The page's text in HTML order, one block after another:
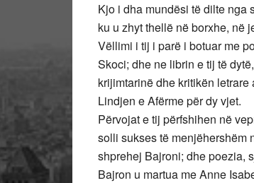
Kjo i dha mundësi të dilte nga
ku u zhyt thellë në borxhe, në
Vëllimi i tij i parë i botuar me
Skoci; dhe ne librin e tij të
krijimtarinë dhe kritikën
Lindjen e Afërme për dy vjet.
Përvojat e tij përfshihen në
solli sukses të menjëhershëm
shprehej Bajroni; dhe poezia,
Bajron u martua me Anne